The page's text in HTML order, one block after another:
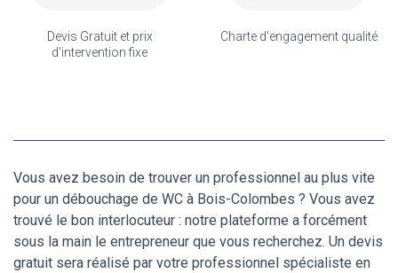
Devis Gratuit et prix
d'intervention fixe
Charte d'engagement qualité
Vous avez besoin de trouver un professionnel au plus vite
pour un débouchage de WC à Bois-Colombes ? Vous avez
trouvé le bon interlocuteur : notre plateforme a forcément
sous la main le entrepreneur que vous recherchez. Un devis
gratuit sera réalisé par votre professionnel spécialiste en